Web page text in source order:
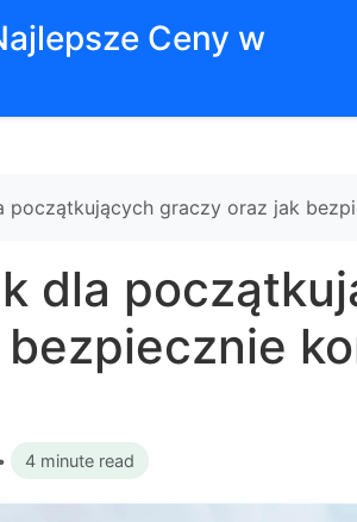
Ceny w
początkujących graczy oraz jak
dla
• 4 minute read